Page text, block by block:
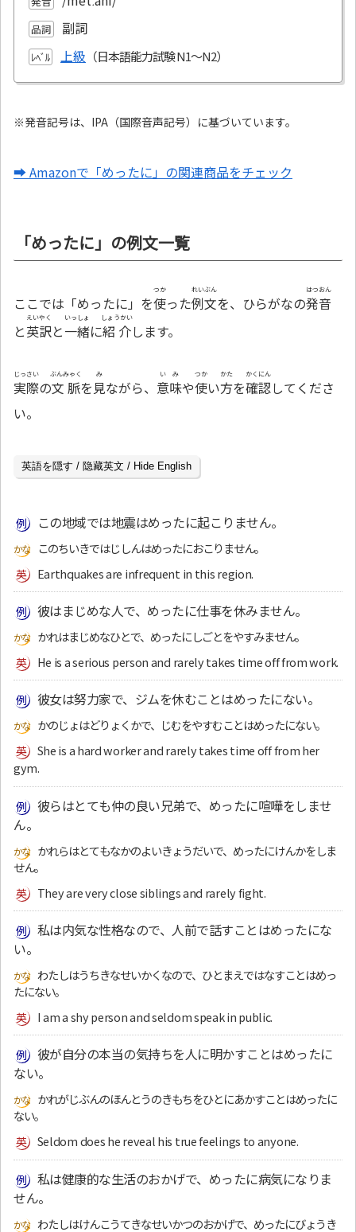
品詞 副詞
ﾚﾍﾞﾙ 上級
※発音記号は、IPA（国際音声記号）に基づいています。
➡ Amazonで「めったに」の関連商品をチェック
「めったに」の例文一覧
ここでは「めったに」を使
つか
った例文
れいぶん
を、ひらがなの発音
はつおん
と英訳
えいやく
と一緒
いっしょ
に紹介
しょうかい
します。
実際
じっさい
の文脈
ぶんみゃく
を見
み
ながら、 意味
いみ
や使
つか
い方
かた
を確認
かくにん
してくださ
い。
英語を隠す / 隐藏英文 / Hide English
この地域では地震はめったに起こりません。
このちいきではじしんはめったにおこりません。
Earthquakes are infrequent in this region.
彼はまじめな人で、めったに仕事を休みません。
かれはまじめなひとで、めったにしごとをやすみません。
He is a serious person and rarely takes time off from work.
彼女は努力家で、ジムを休むことはめったにない。
かのじょはどりょくかで、じむをやすむことはめったにない。
She is a hard worker and rarely takes time off from her
gym.
彼らはとても仲の良い兄弟で、めったに喧嘩をしませ
ん。
かれらはとてもなかのよいきょうだいで、めったにけんかをしま
せん。
They are very close siblings and rarely fight.
私は内気な性格なので、人前で話すことはめったにな
い。
わたしはうちきなせいかくなので、ひとまえではなすことはめっ
たにない。
I am a shy person and seldom speak in public.
彼が自分の本当の気持ちを人に明かすことはめったに
ない。
かれがじぶんのほんとうのきもちをひとにあかすことはめったに
ない。
Seldom does he reveal his true feelings to anyone.
私は健康的な生活のおかげで、めったに病気になりま
せん。
わたしはけんこうてきなせいかつのおかげで、めったにびょうき